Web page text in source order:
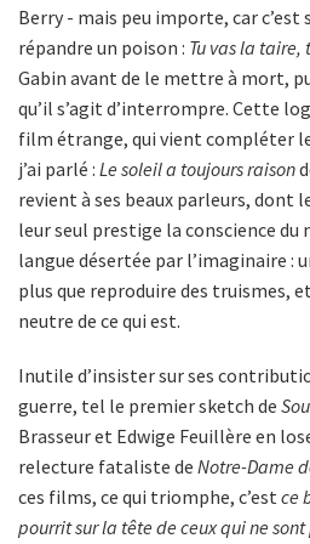
Berry - mais peu importe, car c’est
répandre un poison : Tu vas la taire,
Gabin avant de le mettre à mort,
qu’il s’agit d’interrompre. Cette
film étrange, qui vient compléter
j’ai parlé : Le soleil a toujours raison
revient à ses beaux parleurs,
leur seul prestige la conscience du
langue désertée par l’imaginaire :
plus que reproduire des truismes,
neutre de ce qui est.
Inutile d’insister sur ses
guerre, tel le premier sketch de
Brasseur et Edwige Feuillère en
relecture fataliste de Notre-Dame
ces films, ce qui triomphe, c’estce
pourrit sur la tête de ceux qui ne sont